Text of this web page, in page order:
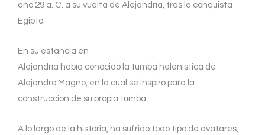
año 29 a. C. a su vuelta de Alejandría, tras la conquista
Egipto.
En su estancia en
Alejandría había conocido la tumba helenística de
Alejandro Magno, en la cual se inspiró para la
construcción de su propia tumba.
A lo largo de la historia, ha sufrido todo tipo de avatares,